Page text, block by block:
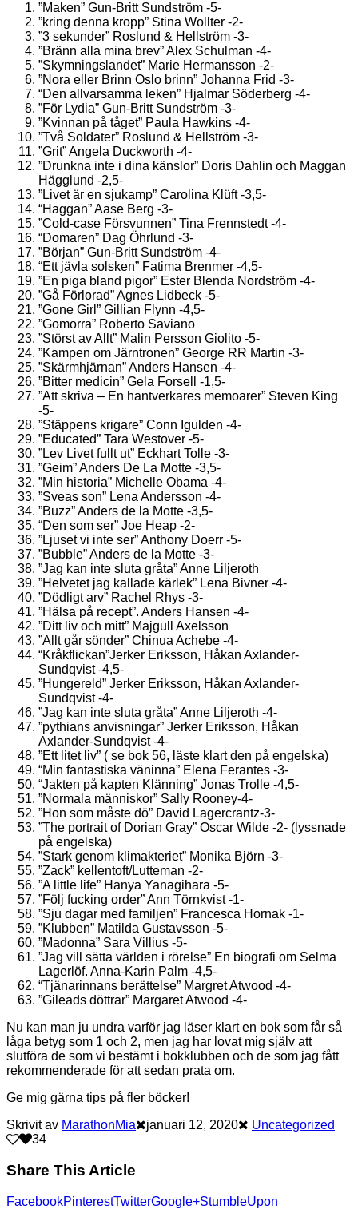
”Maken” Gun-Britt Sundström -5-
”kring denna kropp” Stina Wollter -2-
”3 sekunder” Roslund & Hellström -3-
”Bränn alla mina brev” Alex Schulman -4-
”Skymningslandet” Marie Hermansson -2-
”Nora eller Brinn Oslo brinn” Johanna Frid -3-
“Den allvarsamma leken” Hjalmar Söderberg -4-
”För Lydia” Gun-Britt Sundström -3-
”Kvinnan på tåget” Paula Hawkins -4-
”Två Soldater” Roslund & Hellström -3-
”Grit” Angela Duckworth -4-
”Drunkna inte i dina känslor” Doris Dahlin och Maggan
Hägglund -2,5-
”Livet är en sjukamp” Carolina Klüft -3,5-
“Haggan” Aase Berg -3-
”Cold-case Försvunnen” Tina Frennstedt -4-
“Domaren” Dag Öhrlund -3-
”Början” Gun-Britt Sundström -4-
“Ett jävla solsken” Fatima Brenmer -4,5-
”En piga bland pigor” Ester Blenda Nordström -4-
”Gå Förlorad” Agnes Lidbeck -5-
”Gone Girl” Gillian Flynn -4,5-
”Gomorra” Roberto Saviano
”Störst av Allt” Malin Persson Giolito -5-
”Kampen om Järntronen” George RR Martin -3-
”Skärmhjärnan” Anders Hansen -4-
”Bitter medicin” Gela Forsell -1,5-
”Att skriva – En hantverkares memoarer” Steven King
-5-
”Stäppens krigare” Conn Igulden -4-
”Educated” Tara Westover -5-
”Lev Livet fullt ut” Eckhart Tolle -3-
”Geim” Anders De La Motte -3,5-
”Min historia” Michelle Obama -4-
”Sveas son” Lena Andersson -4-
”Buzz” Anders de la Motte -3,5-
“Den som ser” Joe Heap -2-
”Ljuset vi inte ser” Anthony Doerr -5-
”Bubble” Anders de la Motte -3-
”Jag kan inte sluta gråta” Anne Liljeroth
”Helvetet jag kallade kärlek” Lena Bivner -4-
”Dödligt arv” Rachel Rhys -3-
”Hälsa på recept”. Anders Hansen -4-
”Ditt liv och mitt” Majgull Axelsson
”Allt går sönder” Chinua Achebe -4-
“Kråkflickan”Jerker Eriksson, Håkan Axlander-
Sundqvist -4,5-
”Hungereld” Jerker Eriksson, Håkan Axlander-
Sundqvist -4-
”Jag kan inte sluta gråta” Anne Liljeroth -4-
”pythians anvisningar” Jerker Eriksson, Håkan
Axlander-Sundqvist -4-
”Ett litet liv” ( se bok 56, läste klart den på engelska)
“Min fantastiska väninna” Elena Ferantes -3-
“Jakten på kapten Klänning” Jonas Trolle -4,5-
”Normala människor” Sally Rooney-4-
”Hon som måste dö” David Lagercrantz-3-
”The portrait of Dorian Gray” Oscar Wilde -2- (lyssnade
på engelska)
”Stark genom klimakteriet” Monika Björn -3-
”Zack” kellentoft/Lutteman -2-
”A little life” Hanya Yanagihara -5-
”Följ fucking order” Ann Törnkvist -1-
”Sju dagar med familjen” Francesca Hornak -1-
”Klubben” Matilda Gustavsson -5-
”Madonna” Sara Villius -5-
”Jag vill sätta världen i rörelse” En biografi om Selma
Lagerlöf. Anna-Karin Palm -4,5-
“Tjänarinnans berättelse” Margret Atwood -4-
”Gileads döttrar” Margaret Atwood -4-
Nu kan man ju undra varför jag läser klart en bok som får så
låga betyg som 1 och 2, men jag har lovat mig själv att
slutföra de som vi bestämt i bokklubben och de som jag fått
rekommenderade för att sedan prata om.
Ge mig gärna tips på fler böcker!
Skrivit av MarathonMia januari 12, 2020
Uncategorized
34
Share This Article
FacebookPinterestTwitterGoogle+StumbleUpon